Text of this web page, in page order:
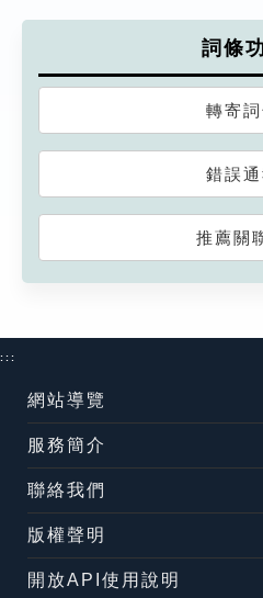
詞條
轉寄詞
錯誤通
推薦關
:::
網站導覽
服務簡介
聯絡我們
版權聲明
開放API使用說明